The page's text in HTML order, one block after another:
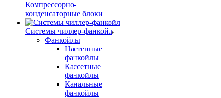
Компрессорно-
конденсаторные блоки
Системы чиллер-фанкойл
Фанкойлы
Настенные
фанкойлы
Кассетные
фанкойлы
Канальные
фанкойлы